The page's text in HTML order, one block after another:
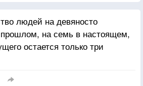
людей на девяносто
прошлом, на семь в настоящем,
остается только три